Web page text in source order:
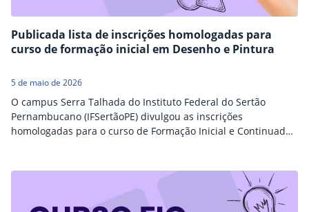
Publicada lista de inscrições homologadas para
curso de formação inicial em Desenho e Pintura
5 de maio de 2026
O campus Serra Talhada do Instituto Federal do Sertão
Pernambucano (IFSertãoPE) divulgou as inscrições
homologadas para o curso de Formação Inicial e Continuada
conteúdo: Facebook Twitter LinkedIn Pinterest WhatsApp